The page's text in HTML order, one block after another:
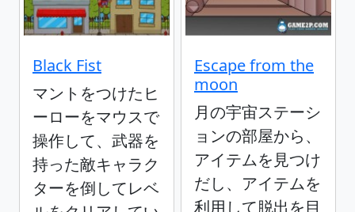
Black Fist
マントをつけたヒ
ーローをマウスで
操作して、武器を
持った敵キャラク
ターを倒してレベ
Escape from the
moon
月の宇宙ステーシ
ョンの部屋から、
アイテムを見つけ
だし、アイテムを
利用して脱出を目